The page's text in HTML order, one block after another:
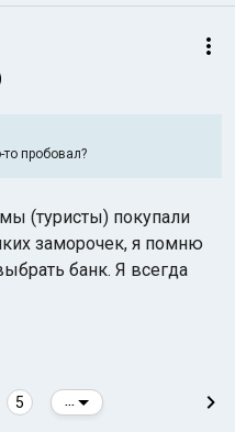
пробовал?
(туристы) покупали
заморочек, я помню
банк. Я всегда
5